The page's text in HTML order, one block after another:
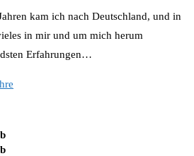
kam ich nach Deutschland, und in
in mir und um mich herum
Erfahrungen…